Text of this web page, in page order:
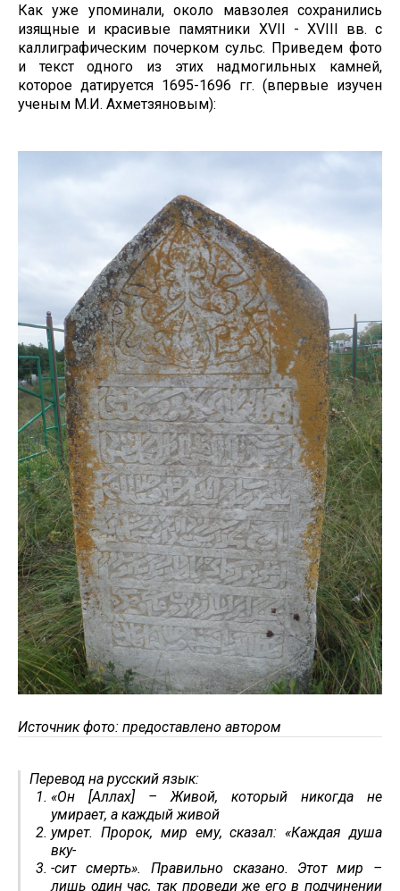
Как уже упоминали, около мавзолея сохранились
изящные и красивые памятники XVII - XVIII вв. с
каллиграфическим почерком сульс. Приведем фото
и текст одного из этих надмогильных камней,
которое датируется 1695-1696 гг. (впервые изучен
ученым М.И. Ахметзяновым):
Источник фото: предоставлено автором
Перевод на русский язык:
«Он [Аллах] – Живой, который никогда не
умирает, а каждый живой
умрет. Пророк, мир ему, сказал: «Каждая душа
вку-
-сит смерть». Правильно сказано. Этот мир –
лишь один час, так проведи же его в подчинении